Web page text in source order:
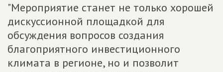
"Мероприятие станет не только хорошей
дискуссионной площадкой для
обсуждения вопросов создания
благоприятного инвестиционного
климата в регионе, но и позволит